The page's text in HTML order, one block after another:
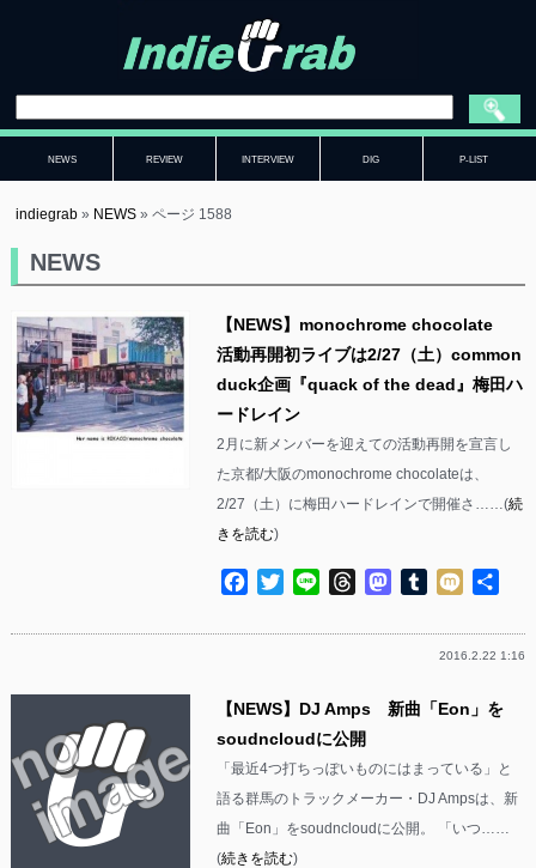
NEWS REVIEW INTERVIEW DIG P-LIST
indiegrab » NEWS »ページ 1588
NEWS
【NEWS】monochrome chocolate
活動再開初ライブは2/27（土）common
duck企画『quack of the dead』梅田ハ
ードレイン
2月に新メンバーを迎えての活動再開を宣言し
た京都/大阪のmonochrome chocolateは、
2/27（土）に梅田ハードレインで開催さ……(続
きを読む)
Facebook
TwitterLine ThreadsMastodon
Tumblr
Mixi
2016.2.22 1:16
【NEWS】DJ Amps 新曲「Eon」を
soudncloudに公開
「最近4つ打ちっぽいものにはまっている」と
語る群馬のトラックメーカー・DJ Ampsは、新
曲「Eon」をsoudncloudに公開。 「いつ……
(続きを読む)